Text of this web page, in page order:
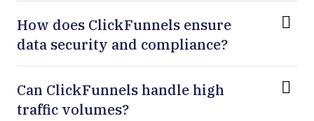
How does ClickFunnels ensure
data security and compliance?
Can ClickFunnels handle high
traffic volumes?